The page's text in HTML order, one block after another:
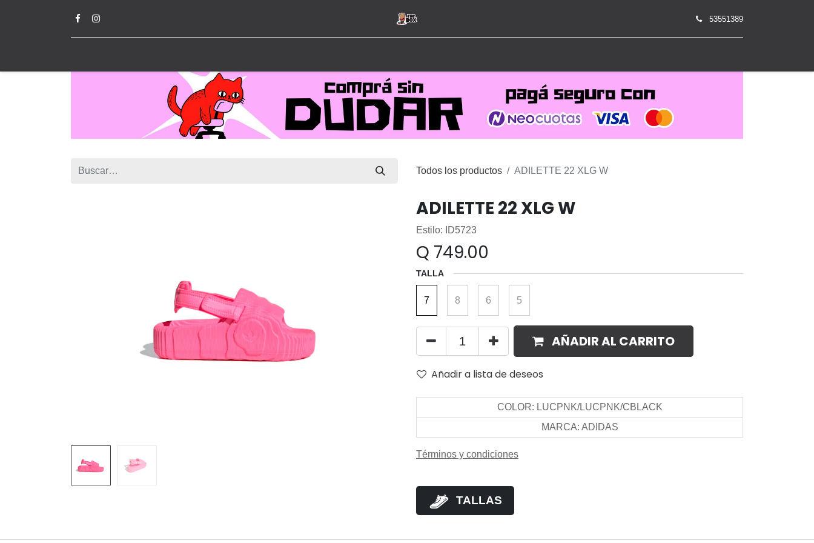
53551389
Todos los productos ADILETTE 22 XLG W
ADILETTE 22 XLG W
Estilo: ID5723
Q 749.00
TALLA
7 8 6 5
AÑADIR AL CARRITO
Añadir a lista de deseos
COLOR: LUCPNK/LUCPNK/CBLACK
MARCA: ADIDAS
Términos y condiciones
TALLAS